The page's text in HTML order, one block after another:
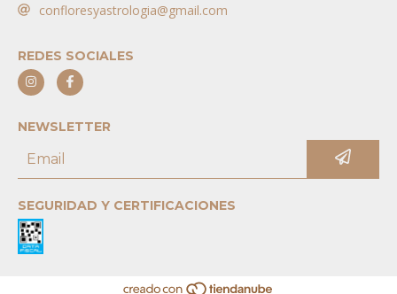
confloresyastrologia@gmail.com
REDES SOCIALES
NEWSLETTER
SEGURIDAD Y CERTIFICACIONES